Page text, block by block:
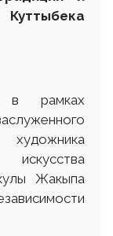
в рамках
Жакыпа